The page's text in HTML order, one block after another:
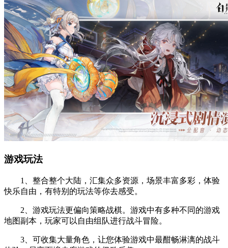
游戏玩法
1、整合整个大陆，汇集众多资源，场景丰富多彩，体验
快乐自由，有特别的玩法等你去感受。
2、游戏玩法更偏向策略战棋。游戏中有多种不同的游戏
地图副本，玩家可以自由组队进行战斗冒险。
3、可收集大量角色，让您体验游戏中最酣畅淋漓的战斗